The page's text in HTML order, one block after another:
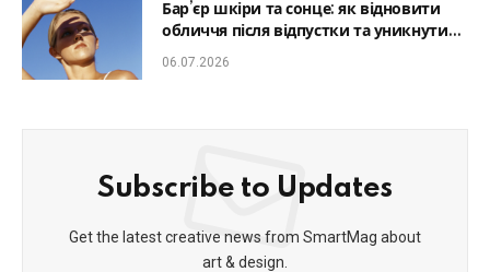
Бар’єр шкіри та сонце: як відновити
обличчя після відпустки та уникнути
фотостаріння
06.07.2026
Subscribe to Updates
Get the latest creative news from SmartMag about
art & design.